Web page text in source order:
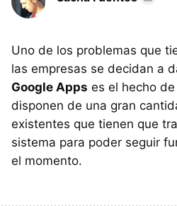
Uno de los problemas que
las empresas se decidan a
Google Apps es el hecho
disponen de una gran
existentes que tienen que
sistema para poder seguir
el momento.